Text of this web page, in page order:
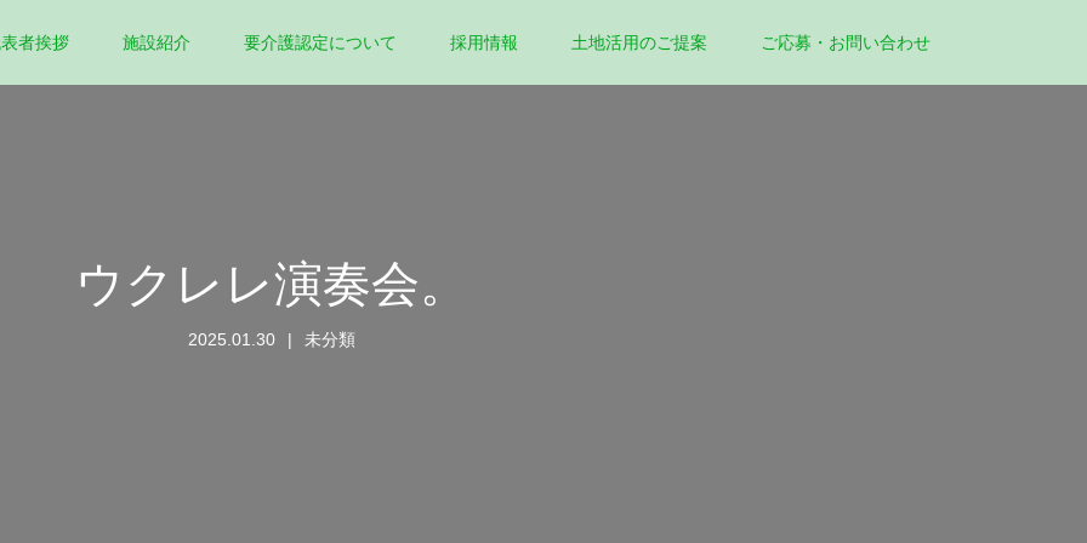
者挨拶 施設紹介 要介護認定について 採用情報 土地活用のご提案 ご応募・お問い合わせ
ウクレレ演奏会。
2025.01.30 未分類